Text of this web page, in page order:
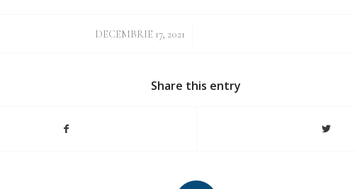
DECEMBRIE 17, 2021
/
Share this entry